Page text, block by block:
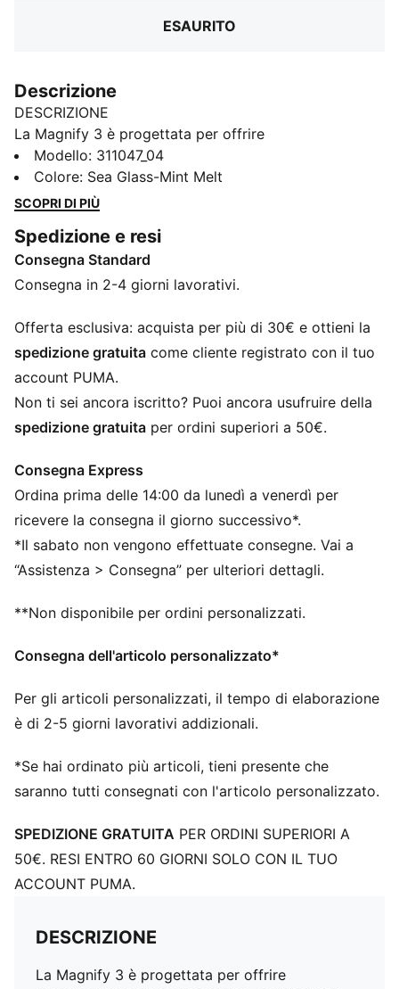
ESAURITO
Descrizione
DESCRIZIONE
La Magnify 3 è progettata per offrire
un’ammortizzazione superiore e comfort per tutto il
giorno. Ideale per ogni corsa in cui morbidezza e
supporto sono fondamentali, presenta una tomaia in
NITROFOAM™ stratificata per una corsa fluida e
reattiva. Che tu stia affrontando lunghe distanze o
corra solo per il piacere, questa scarpa amplifica il tuo
CARATTERISTICHE + VANTAGGI
TRASPIRABILITÀ: Materiale in maglia di qualità
superiore progettato per garantire traspirabilità ed
durata e tenuta
NITROFOAM™: Innovativa tecnologia di schiuma infusa
per fornire il massimo ritorno di energia
PUMAGRIP: La suola è realizzata con una mescola di
gomma resistente per una trazione su più superfici
La tomaia delle scarpe è realizzata con almeno il 30%
di materiali riciclati.
Vestibilità: Regolare
Tipo di punta: Rotonda
Fibbia: Lacci
Tipo di tacco: Tacco piatto
Dislivello tra tallone e punta: 10 mm
Altezza dello stack: 40 mm / 30 mm
Peso (per la taglia 37): 215 g
Modello: 311047_04
Colore: Sea Glass-Mint Melt
SCOPRI DI PIÙ
Spedizione e resi
Consegna Standard
Consegna in 2-4 giorni lavorativi.
Offerta esclusiva: acquista per più di 30€ e ottieni la
spedizione gratuita come cliente registrato con il tuo
account PUMA.
Non ti sei ancora iscritto? Puoi ancora usufruire della
spedizione gratuita per ordini superiori a 50€.
Consegna Express
Ordina prima delle 14:00 da lunedì a venerdì per
ricevere la consegna il giorno successivo*.
*Il sabato non vengono effettuate consegne. Vai a
“Assistenza > Consegna” per ulteriori dettagli.
**Non disponibile per ordini personalizzati.
Consegna dell'articolo personalizzato*
Per gli articoli personalizzati, il tempo di elaborazione
è di 2-5 giorni lavorativi addizionali.
*Se hai ordinato più articoli, tieni presente che
saranno tutti consegnati con l'articolo personalizzato.
SPEDIZIONE GRATUITA PER ORDINI SUPERIORI A
50€. RESI ENTRO 60 GIORNI SOLO CON IL TUO
ACCOUNT PUMA.
DESCRIZIONE
La Magnify 3 è progettata per offrire